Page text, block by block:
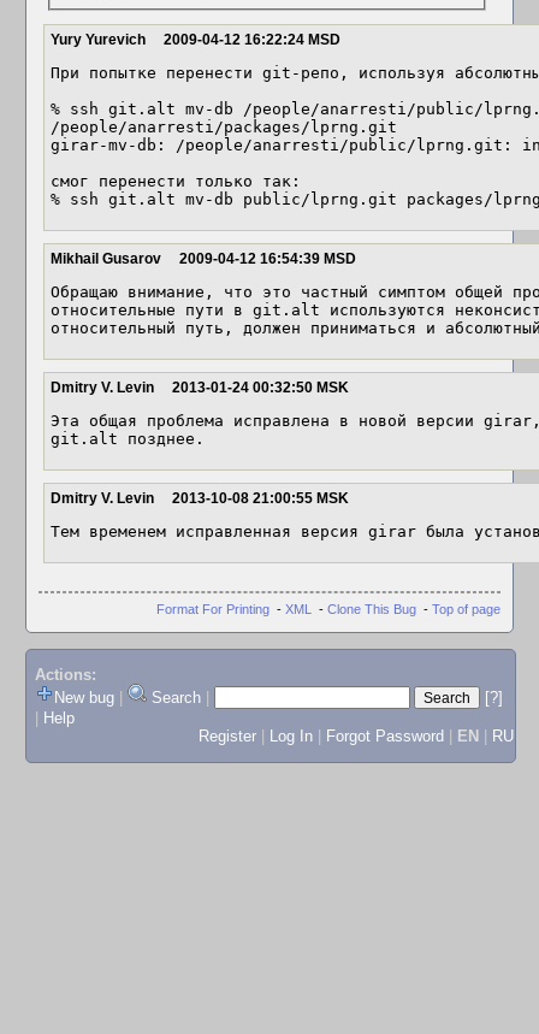
Yury Yurevich 2009-04-12 16:22:24 MSD
При попытке перенести git-репо, используя
% ssh git.alt mv-db /people/anarresti/public/
/people/anarresti/packages/lprng.git
girar-mv-db: /people/anarresti/public/lprng.git:
смог перенести только так:
% ssh git.alt mv-db public/lprng.git packages/
Mikhail Gusarov 2009-04-12 16:54:39 MSD
Обращаю внимание, что это частный симптом общей
относительные пути в git.alt используются
относительный путь, должен приниматься и
Dmitry V. Levin 2013-01-24 00:32:50 MSK
Эта общая проблема исправлена в новой версии
git.alt позднее.
Dmitry V. Levin 2013-10-08 21:00:55 MSK
Тем временем исправленная версия girar была
Format For Printing - XML - Clone This Bug - Top of page
Actions:
New bug
Search
[?]
Help
Register
Log In Forgot Password EN RU